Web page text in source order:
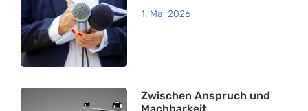
1. Mai 2026
Zwischen Anspruch und